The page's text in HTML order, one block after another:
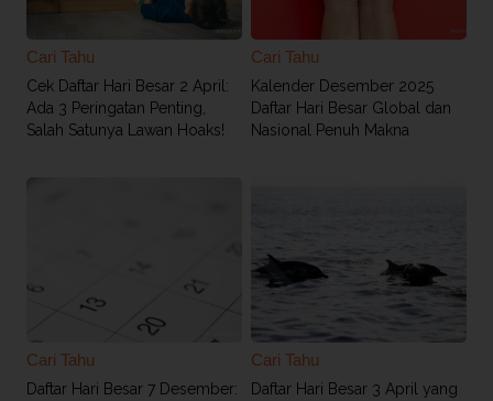
Cari Tahu
Cek Daftar Hari Besar 2 April:
Ada 3 Peringatan Penting,
Salah Satunya Lawan Hoaks!
Cari Tahu
Kalender Desember 2025
Daftar Hari Besar Global dan
Nasional Penuh Makna
Cari Tahu
Daftar Hari Besar 7 Desember:
Cari Tahu
Daftar Hari Besar 3 April yang